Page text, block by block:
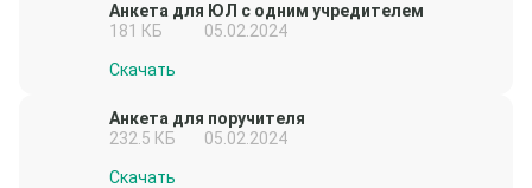
Анкета для ЮЛ с одним учредителем
181 КБ
05.02.2024
Скачать
Анкета для поручителя
232.5 КБ
05.02.2024
Скачать